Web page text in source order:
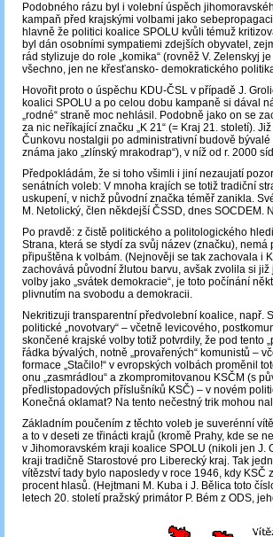
Podobného rázu byl i volební úspěch
kampaň před krajskými volbami jako
hlavně že politici koalice SPOLU kvůli témuž
byl dán osobními sympatiemi zdejších obyvatel,
rád stylizuje do role „komika“ (rovněž V. Zelenskyj
všechno, jen ne křesťansko- demokratického
Hovořit proto o úspěchu KDU-ČSL v případě J.
koalici SPOLU a po celou dobu kampaně si dával
„rodné“ straně moc nehlásil. Podobně jako on se
za nic neříkající značku „K 21“ (= Kraj 21. století).
Čunkovu nostalgii po administrativní budově
známa jako „zlínský mrakodrap“), v níž od r. 2000
Předpokládám, že si toho všimli i jiní nezaujatí
senátních voleb: V mnoha krajích se totiž tradiční
uskupení, v nichž původní značka téměř zanikla.
M. Netolický, člen někdejší ČSSD, dnes SOCDEM.
Po pravdě: z čistě politického a politologického
Strana, která se stydí za svůj název (značku),
připuštěna k volbám. (Nejnověji se tak zachovala i
zachovává původní žlutou barvu, avšak zvolila si
volby jako „svátek demokracie“, je toto počínání
plivnutím na svobodu a demokracii.
Nekritizuji transparentní předvolební koalice, např.
politické „novotvary“ – včetně levicového,
skončené krajské volby totiž potvrdily, že pod tento
řádka bývalých, notně „provařených“ komunistů –
formace „Stačilo!“ v evropských volbách proměnil
onu „zasmrádlou“ a zkompromitovanou KSČM (s
předlistopadových příslušníků KSČ) – v novém
Konečná oklamat? Na tento nečestný trik mohou
Základním poučením z těchto voleb je suverénní
a to v deseti ze třinácti krajů (kromě Prahy, kde se
v Jihomoravském kraji koalice SPOLU (nikoli jen J.
kraji tradičně Starostové pro Liberecký kraj. Tak
vítězství tady bylo naposledy v roce 1946, kdy KSČ
procent hlasů. (Hejtmani M. Kuba i J. Bělica toto
letech 20. století pražský primátor P. Bém z ODS,